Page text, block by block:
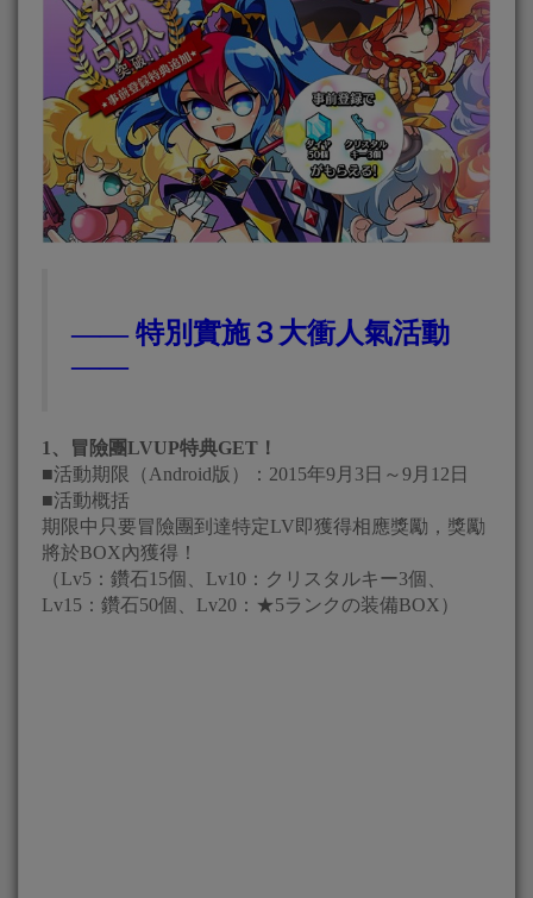
―― 特別實施３大衝人氣活動
――
1、冒險團LVUP特典GET！
■活動期限（Android版）：2015年9月3日～9月12日
■活動概括
期限中只要冒險團到達特定LV即獲得相應獎勵，獎勵
將於BOX內獲得！
（Lv5：鑽石15個、Lv10：クリスタルキー3個、
Lv15：鑽石50個、Lv20：★5ランクの装備BOX）